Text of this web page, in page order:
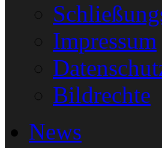
Impressum
Bildrechte
News